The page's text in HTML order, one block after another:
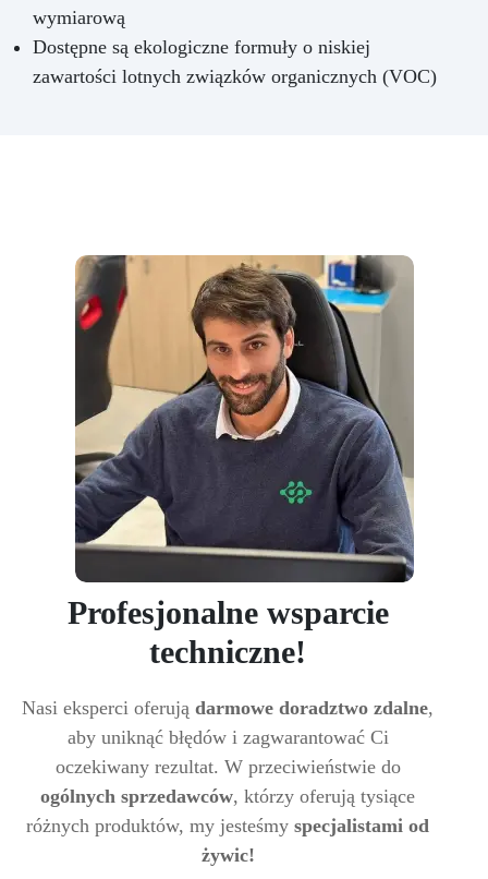
wymiarową
Dostępne są ekologiczne formuły o niskiej
zawartości lotnych związków organicznych (VOC)
Profesjonalne wsparcie
techniczne!
Nasi eksperci oferują darmowe doradztwo zdalne,
aby uniknąć błędów i zagwarantować Ci
oczekiwany rezultat. W przeciwieństwie do
ogólnych sprzedawców, którzy oferują tysiące
różnych produktów, my jesteśmy specjalistami od
żywic!